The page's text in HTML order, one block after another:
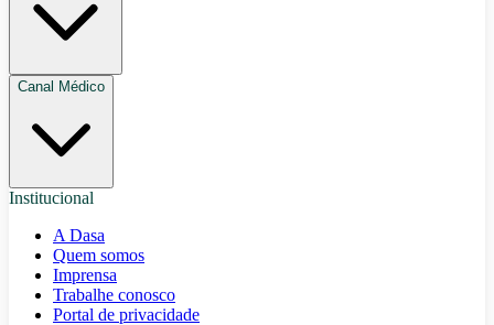
Canal Médico
Institucional
A Dasa
Quem somos
Imprensa
Trabalhe conosco
Portal de privacidade